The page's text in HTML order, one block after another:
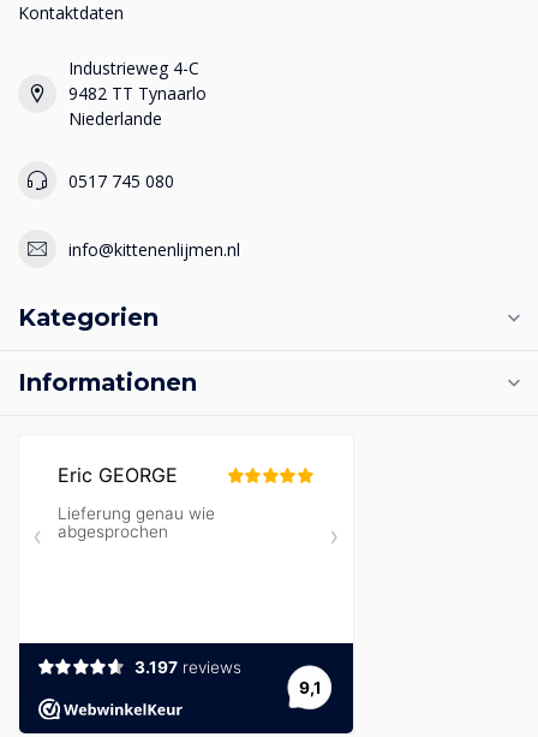
Kontaktdaten
Industrieweg 4-C
9482 TT Tynaarlo
Niederlande
0517 745 080
info@kittenenlijmen.nl
Kategorien
Informationen